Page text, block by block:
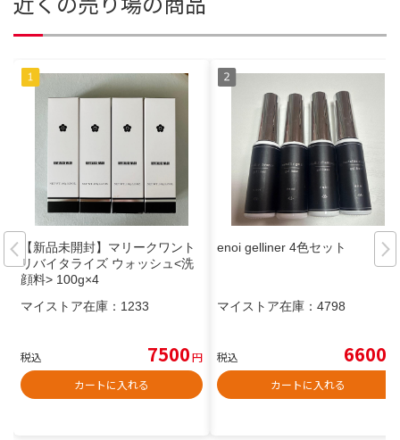
【新品未開封】マリークワント
リバイタライズ ウォッシュ<洗
顔料> 100g×4
マイストア在庫： 1233
税込 7500円
カートに入れる
enoi gelliner 4色セット
マイストア在庫： 4798
税込 6600
カートに入れる